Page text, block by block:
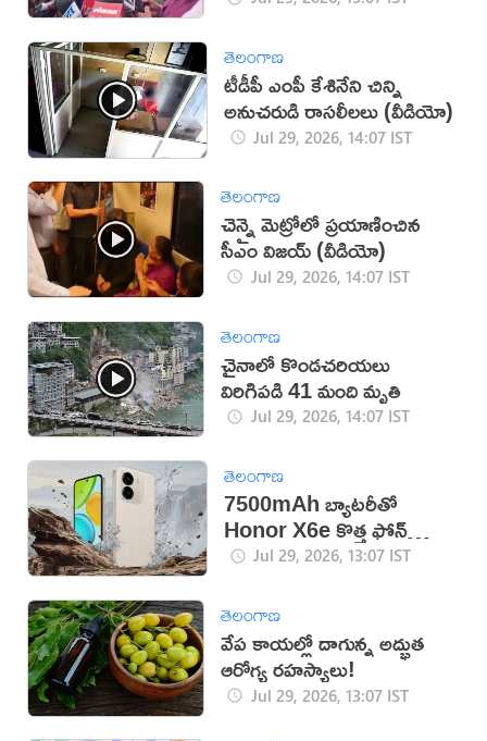
తెలంగాణ
టీడీపీ ఎంపీ కేశినేని చిన్ని
అనుచరుడి రాసలీలలు (వీడియో)
Jul 29, 2026, 14:07 IST
తెలంగాణ
చెన్నై మెట్రోలో ప్రయాణించిన
సీఎం విజయ్ (వీడియో)
Jul 29, 2026, 14:07 IST
తెలంగాణ
చైనాలో కొండచరియలు
విరిగిపడి 41 మంది మృతి
Jul 29, 2026, 14:07 IST
తెలంగాణ
7500mAh బ్యాటరీతో
Honor X6e కొత్త ఫోన్
విడుదలJul 29, 2026, 13:07 IST
తెలంగాణ
వేప కాయల్లో దాగున్న అద్భుత
ఆరోగ్య రహస్యాలు!
Jul 29, 2026, 13:07 IST